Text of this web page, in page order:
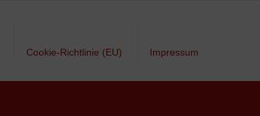
Cookie-Richtlinie (EU) Impressum